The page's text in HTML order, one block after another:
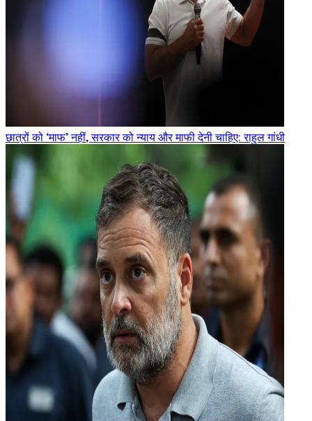
छात्रों को ‘माफ’ नहीं, सरकार को न्याय और माफी देनी चाहिए: राहुल गांधी